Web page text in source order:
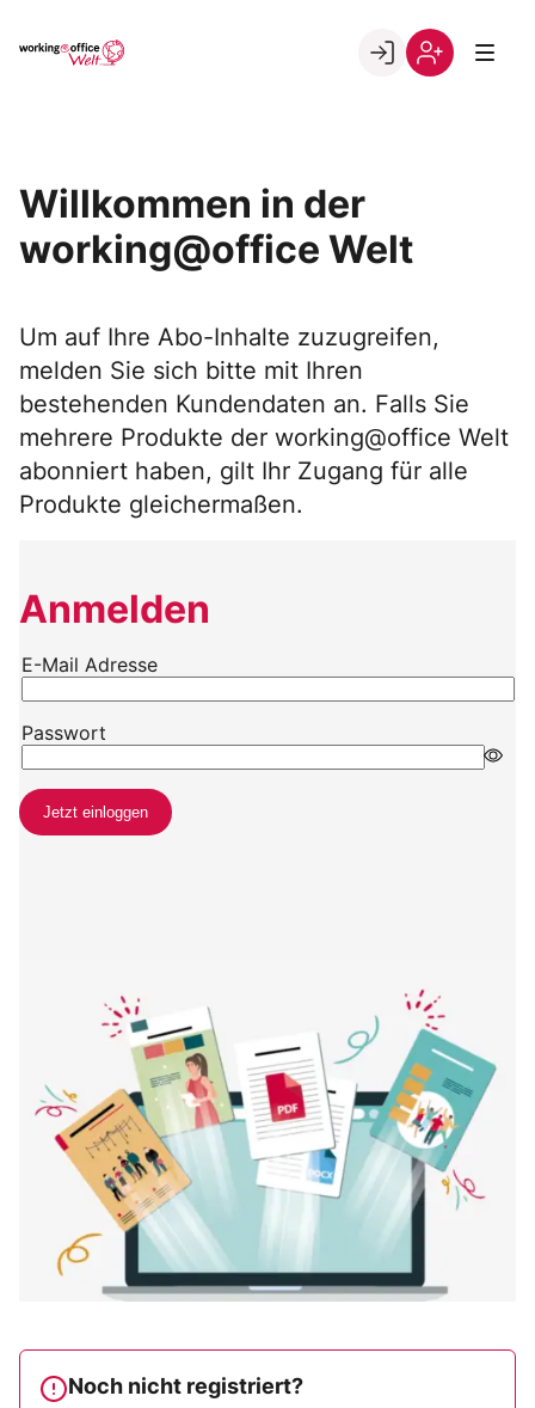
Go to landing page.
Welt
Willkommen in der
working@office Welt
Um auf Ihre Abo-Inhalte zuzugreifen,
melden Sie sich bitte mit Ihren
bestehenden Kundendaten an. Falls Sie
mehrere Produkte der working@office Welt
abonniert haben, gilt Ihr Zugang für alle
Produkte gleichermaßen.
Anmelden
Noch nicht registriert?